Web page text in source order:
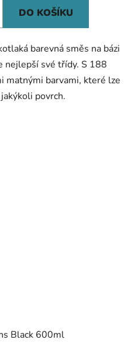
DO KOŠÍKU
barevná směs na bázi
nejlepší své třídy. S 188
matnými barvami, které lze
povrch.
Black 600ml